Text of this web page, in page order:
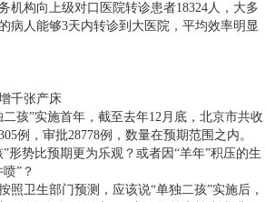
机构向上级对口医院转诊患者18324人，大多
病人能够3天内转诊到大医院，平均效率明显
千张产床
孩”实施首年，截至去年12月底，北京市共收
例，审批28778例，数量在预期范围之内。
形势比预期更为乐观？或者因“羊年”积压的生
”？
照卫生部门预测，应该说“单独二孩”实施后，